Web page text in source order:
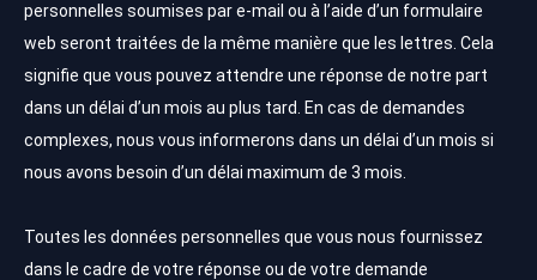
personnelles soumises par e-mail ou à l’aide d’un formulaire
web seront traitées de la même manière que les lettres. Cela
signifie que vous pouvez attendre une réponse de notre part
dans un délai d’un mois au plus tard. En cas de demandes
complexes, nous vous informerons dans un délai d’un mois si
nous avons besoin d’un délai maximum de 3 mois.
Toutes les données personnelles que vous nous fournissez
dans le cadre de votre réponse ou de votre demande